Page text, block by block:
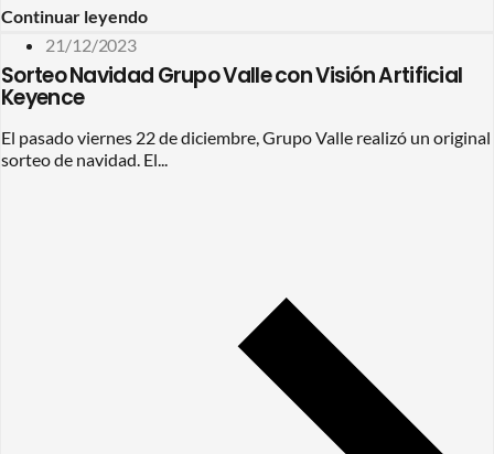
Continuar leyendo
21/12/2023
Sorteo Navidad Grupo Valle con Visión Artificial
Keyence
El pasado viernes 22 de diciembre, Grupo Valle realizó un original
sorteo de navidad. El...